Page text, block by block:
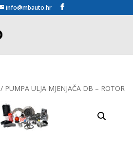
info@mbauto.hr
/ PUMPA ULJA MJENJAČA DB – ROTOR